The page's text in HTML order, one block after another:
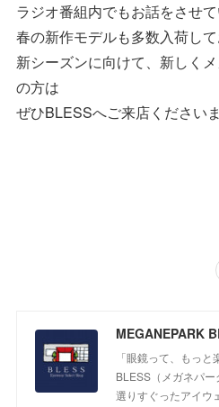
ラジオ番組内でもお話をさせ
春の新作モデルも多数入荷し
新シーズンに向けて、新しく
の方は
ぜひBLESSへご来店くださいま
「眼鏡って、もっ
BLESS（メガネパ
選りすぐったアイウ